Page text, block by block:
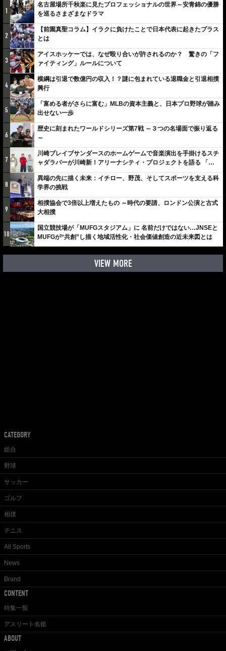
1
名古屋場所千秋楽に見たプロフェッショナルの世界～安青錦の優勝
を巡るさまざまなドラマ
2
【前園真聖コラム】イラクに負けたことで日本代表に起きたプラス
とは
3
アイスホッケーでは、なぜ殴り合いが許されるのか？ 驚きの「フ
ァイティング」ルールについて
4
横綱は引退で数億円の収入！？謎に包まれている退職金と引退相撲
興行
5
「富める者がさらに富む」MLBの資本主義と、日本プロ野球が踏み
出せない一歩
6
歴史に刻まれたワールドシリーズ第7戦 ～３つの名場面で振り返る
～
7
川崎ブレイブサンダースのホームゲームで音楽演出を手掛けるスチ
ャダラパーが川崎新！アリーナシティ・プロジェクトを語る 「楽
しみでしかないでしょ。川崎は、ずっと成長曲線だから」
8
異端の先に描く未来：イチロー、野茂、そしてスポーツを支える科
学界の挑戦
9
相撲協会で3倍以上増えたもの ～時代の要請、ロンドン公演と古式
大相撲
10
国立競技場が「MUFGスタジアム」に 名前だけではない…JNSEと
MUFGが“共創”し描く地域活性化・社会価値創造の近未来図とは
VIEW MORE
CATEGORY
総合
野球
サッカー
ゴルフ
相撲
テニス
All Sports
News
Brand
CONTENT
特集一覧
アスリート名鑑
ABOUT